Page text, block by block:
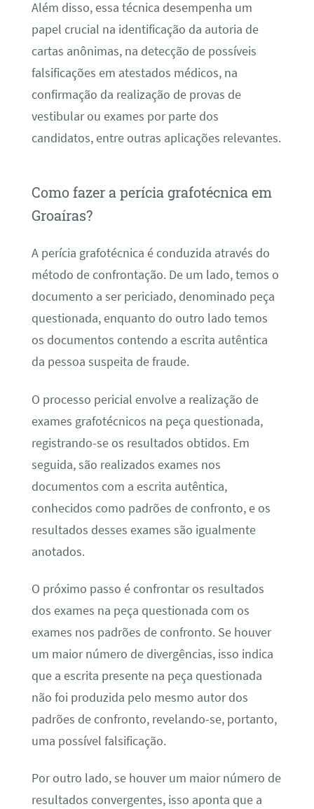
Além disso, essa técnica desempenha um
papel crucial na identificação da autoria de
cartas anônimas, na detecção de possíveis
falsificações em atestados médicos, na
confirmação da realização de provas de
vestibular ou exames por parte dos
candidatos, entre outras aplicações relevantes.
Como fazer a perícia grafotécnica em
Groaíras?
A perícia grafotécnica é conduzida através do
método de confrontação. De um lado, temos o
documento a ser periciado, denominado peça
questionada, enquanto do outro lado temos
os documentos contendo a escrita autêntica
da pessoa suspeita de fraude.
O processo pericial envolve a realização de
exames grafotécnicos na peça questionada,
registrando-se os resultados obtidos. Em
seguida, são realizados exames nos
documentos com a escrita autêntica,
conhecidos como padrões de confronto, e os
resultados desses exames são igualmente
anotados.
O próximo passo é confrontar os resultados
dos exames na peça questionada com os
exames nos padrões de confronto. Se houver
um maior número de divergências, isso indica
que a escrita presente na peça questionada
não foi produzida pelo mesmo autor dos
padrões de confronto, revelando-se, portanto,
uma possível falsificação.
Por outro lado, se houver um maior número de
resultados convergentes, isso aponta que a